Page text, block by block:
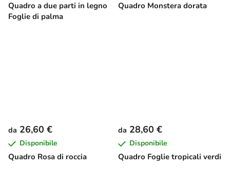
Quadro a due parti in legno
Foglie di palma
Quadro Monstera dorata
Quadro Rosa di roccia
da 26,60 €
Disponibile
Quadro Foglie tropicali verdi
da 28,60 €
Disponibile